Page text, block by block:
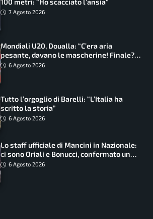
100 metri: “Ho scacciato l’ansia”
7 Agosto 2026
Mondiali U20, Doualla: “C’era aria
pesante, davano le mascherine! Finale?
Non ho nulla da perdere”
6 Agosto 2026
Tutto l’orgoglio di Barelli: “L’Italia ha
scritto la storia”
6 Agosto 2026
Lo staff ufficiale di Mancini in Nazionale:
ci sono Oriali e Bonucci, confermato un
ritorno
6 Agosto 2026